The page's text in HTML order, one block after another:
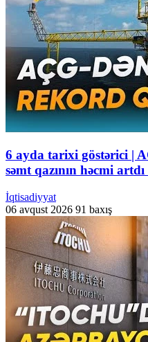
6 ayda tarixi göstərici |
səmt qazının həcmi
İqtisadiyyat
06 avqust 2026 91 baxış